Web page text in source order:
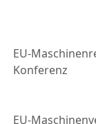
EU-
Konferenz
EU-